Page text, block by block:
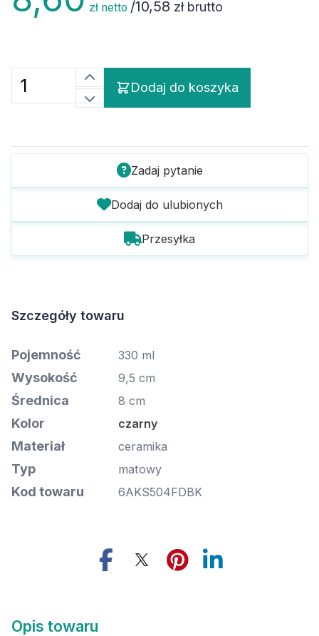
zł netto /10,58 zł brutto
Dodaj do koszyka
Zadaj pytanie
Dodaj do ulubionych
Przesyłka
Szczegóły towaru
Pojemność 330 ml
Wysokość 9,5 cm
Średnica 8 cm
Kolor czarny
Materiał ceramika
Typ matowy
Kod towaru 6AKS504FDBK
Opis towaru